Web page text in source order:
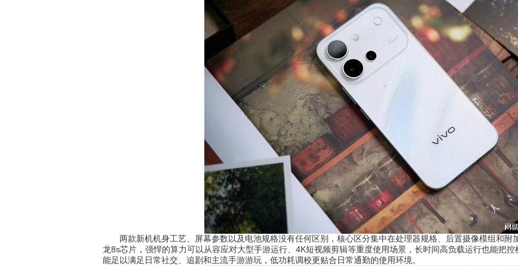
两款新机机身工艺、屏幕参数以及电池规格没有任何区别，核心区分集中在处理器规格、后置摄像模组和附
龙8s芯片，强悍的算力可以从容应对大型手游运行、4K短视频剪辑等重度使用场景，长时间高负载运行也能把
能足以满足日常社交、追剧和主流手游游玩，低功耗调校更贴合日常通勤的使用环境。